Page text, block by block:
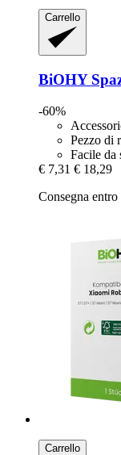
Carrello
BiOHY
-60%
Pezzo di
Facile da
€ 7,31 € 18,29
Consegna
Carrello